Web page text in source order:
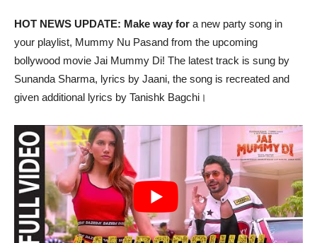
HOT NEWS UPDATE: Make way for a new party song in
your playlist, Mummy Nu Pasand from the upcoming
bollywood movie Jai Mummy Di! The latest track is sung by
Sunanda Sharma, lyrics by Jaani, the song is recreated and
given additional lyrics by Tanishk Bagchi।